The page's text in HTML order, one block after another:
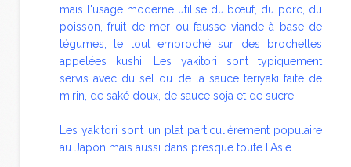
mais l'usage moderne utilise du bœuf, du porc, du
poisson, fruit de mer ou fausse viande à base de
légumes, le tout embroché sur des brochettes
appelées kushi. Les yakitori sont typiquement
servis avec du sel ou de la sauce teriyaki faite de
mirin, de saké doux, de sauce soja et de sucre.
Les yakitori sont un plat particulièrement populaire
au Japon mais aussi dans presque toute l'Asie.